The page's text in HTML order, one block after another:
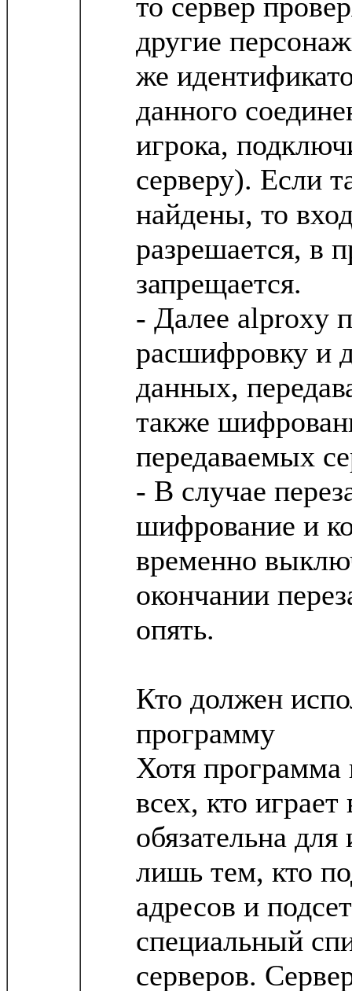
другие
же
данного
игрока,
серверу). Если
найдены, то
разрешается, в
запрещается.
- Далее alproxy
расшифровку и
данных,
также
передаваемых
- В случае
шифрование и
временно
окончании
опять.
Кто должен
программу
Хотя программа
всех, кто
обязательна
лишь тем, кто
адресов и
специальный
серверов.